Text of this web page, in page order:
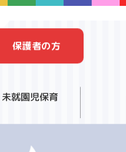
保護者の方
未就園児保育